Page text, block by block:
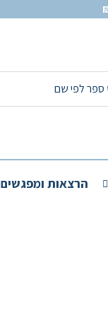
הרצאות ומפגשים